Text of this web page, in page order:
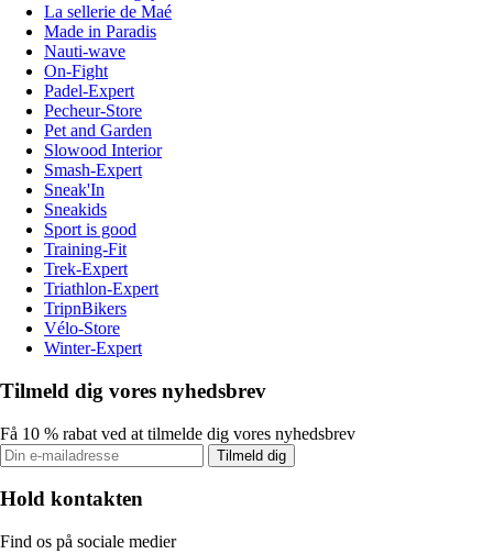
La sellerie de Maé
Made in Paradis
Nauti-wave
On-Fight
Padel-Expert
Pecheur-Store
Pet and Garden
Slowood Interior
Smash-Expert
Sneak'In
Sneakids
Sport is good
Training-Fit
Trek-Expert
Triathlon-Expert
TripnBikers
Vélo-Store
Winter-Expert
Tilmeld dig vores nyhedsbrev
Få 10 % rabat ved at tilmelde dig vores nyhedsbrev
Tilmeld dig
Hold kontakten
Find os på sociale medier